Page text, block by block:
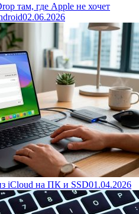
там, где Apple не хочет
02.06.2026
iCloud на ПК и SSD01.04.2026